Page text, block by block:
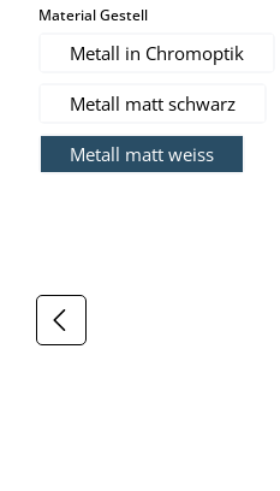
Material Gestellauswählen
Metall in Chromoptik
Metall matt schwarz
Metall matt weiss